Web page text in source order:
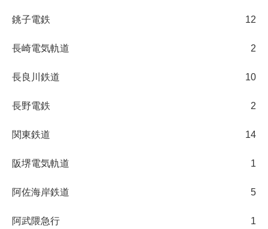
銚子電鉄 12
長崎電気軌道 2
長良川鉄道 10
長野電鉄 2
関東鉄道 14
阪堺電気軌道 1
阿佐海岸鉄道 5
阿武隈急行 1